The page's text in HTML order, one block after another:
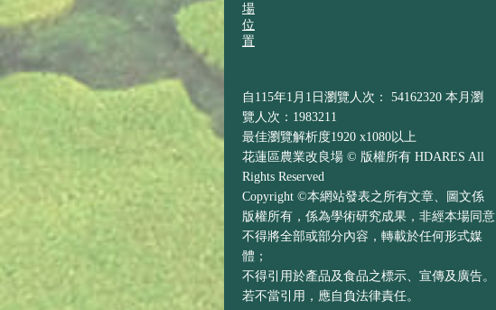
場
位
置
自115年1月1日瀏覽人次： 54162320 本月瀏
覽人次：1983211
最佳瀏覽解析度1920 x1080以上
花蓮區農業改良場 © 版權所有 HDARES All
Rights Reserved
Copyright ©本網站發表之所有文章、圖文係
版權所有，係為學術研究成果，非經本場同意
不得將全部或部分內容，轉載於任何形式媒
體；
不得引用於產品及食品之標示、宣傳及廣告。
若不當引用，應自負法律責任。